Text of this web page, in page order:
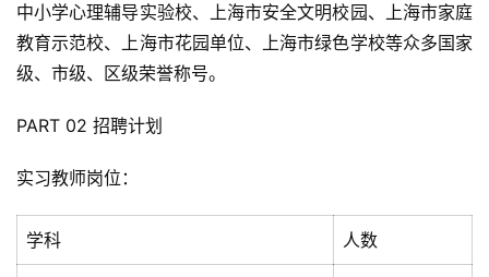
中小学心理辅导实验校、上海市安全文明校园、上海市家庭
教育示范校、上海市花园单位、上海市绿色学校等众多国家
级、市级、区级荣誉称号。
PART 02 招聘计划
实习教师岗位：
学科 人数